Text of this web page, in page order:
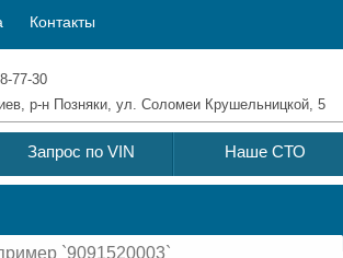
Контакты
77-30
р-н Позняки, ул. Соломеи Крушельницкой, 5
Запрос по VIN Наше СТО